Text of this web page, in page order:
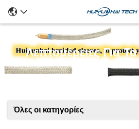
Λεπτομέρειες Για
Όλες οι κατηγορίες